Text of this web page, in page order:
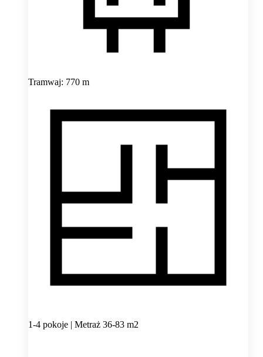
Tramwaj: 770 m
1-4 pokoje | Metraż 36-83 m2